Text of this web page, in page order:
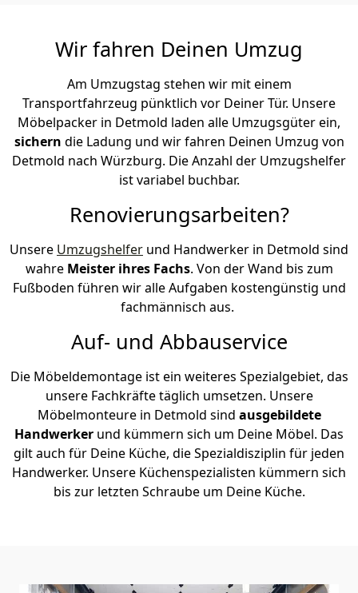
Wir fahren Deinen Umzug
Am Umzugstag stehen wir mit einem
Transportfahrzeug pünktlich vor Deiner Tür. Unsere
Möbelpacker in Detmold laden alle Umzugsgüter ein,
sichern die Ladung und wir fahren Deinen Umzug von
Detmold nach Würzburg. Die Anzahl der Umzugshelfer
ist variabel buchbar.
Renovierungsarbeiten?
Unsere Umzugshelfer und Handwerker in Detmold sind
wahre Meister ihres Fachs. Von der Wand bis zum
Fußboden führen wir alle Aufgaben kostengünstig und
fachmännisch aus.
Auf- und Abbauservice
Die Möbeldemontage ist ein weiteres Spezialgebiet, das
unsere Fachkräfte täglich umsetzen. Unsere
Möbelmonteure in Detmold sind ausgebildete
Handwerker und kümmern sich um Deine Möbel. Das
gilt auch für Deine Küche, die Spezialdisziplin für jeden
Handwerker. Unsere Küchenspezialisten kümmern sich
bis zur letzten Schraube um Deine Küche.